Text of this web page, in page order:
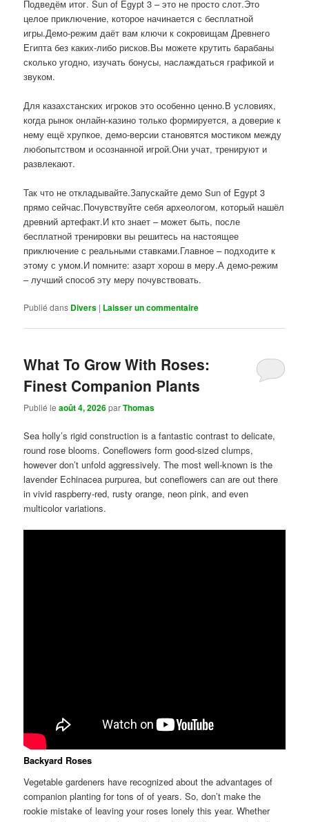
Подведём итог. Sun of Egypt 3 – это не просто слот.Это
целое приключение, которое начинается с бесплатной
игры.Демо-режим даёт вам ключи к сокровищам Древнего
Египта без каких-либо рисков.Вы можете крутить барабаны
сколько угодно, изучать бонусы, наслаждаться графикой и
звуком.
Для казахстанских игроков это особенно ценно.В условиях,
когда рынок онлайн-казино только формируется, а доверие к
нему ещё хрупкое, демо-версии становятся мостиком между
любопытством и осознанной игрой.Они учат, тренируют и
развлекают.
Так что не откладывайте.Запускайте демо Sun of Egypt 3
прямо сейчас.Почувствуйте себя археологом, который нашёл
древний артефакт.И кто знает – может быть, после
бесплатной тренировки вы решитесь на настоящее
приключение с реальными ставками.Главное – подходите к
этому с умом.И помните: азарт хорош в меру.А демо-режим
– лучший способ эту меру почувствовать.
Publié dans Divers | Laisser un commentaire
What To Grow With Roses:
Finest Companion Plants
Publié leaoût 4, 2026parThomas
Sea holly’s rigid construction is a fantastic contrast to delicate,
round rose blooms. Coneflowers form good-sized clumps,
however don’t unfold aggressively. The most well-known is the
lavender Echinacea purpurea, but coneflowers can are out there
in vivid raspberry-red, rusty orange, neon pink, and even
multicolor variations.
Backyard Roses
Vegetable gardeners have recognized about the advantages of
companion planting for tons of of years. So, don’t make the
rookie mistake of leaving your roses lonely this year. Whether